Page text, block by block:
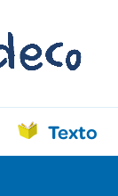
Texto